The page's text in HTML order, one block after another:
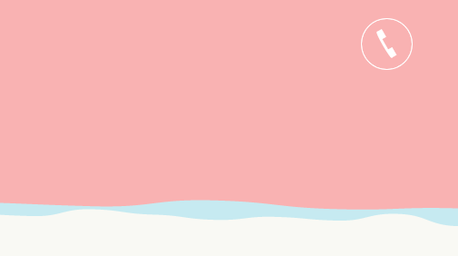
0495-72-6227